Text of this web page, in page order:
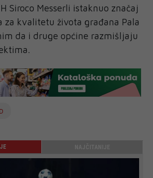
Siroco Messerli istaknuo značaj
za kvalitetu života građana Pala
da i druge općine razmišljaju